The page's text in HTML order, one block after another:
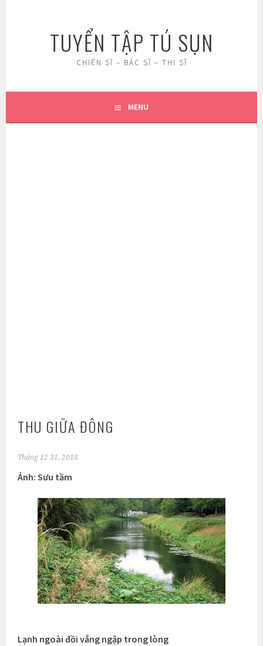
TUYỂN TẬP TÚ SỤN
CHIẾN SĨ – BÁC SĨ – THI SĨ
MENU
THU GIỮA ĐÔNG
Tháng 12 31, 2018
Ảnh: Sưu tầm
Lạnh ngoài đồi vắng ngập trong lòng